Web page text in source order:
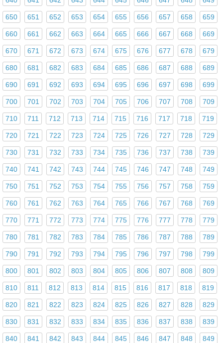
650 651 652 653 654 655 656 657 658 659
660 661 662 663 664 665 666 667 668 669
670 671 672 673 674 675 676 677 678 679
680 681 682 683 684 685 686 687 688 689
690 691 692 693 694 695 696 697 698 699
700 701 702 703 704 705 706 707 708 709
710 711 712 713 714 715 716 717 718 719
720 721 722 723 724 725 726 727 728 729
730 731 732 733 734 735 736 737 738 739
740 741 742 743 744 745 746 747 748 749
750 751 752 753 754 755 756 757 758 759
760 761 762 763 764 765 766 767 768 769
770 771 772 773 774 775 776 777 778 779
780 781 782 783 784 785 786 787 788 789
790 791 792 793 794 795 796 797 798 799
800 801 802 803 804 805 806 807 808 809
810 811 812 813 814 815 816 817 818 819
820 821 822 823 824 825 826 827 828 829
830 831 832 833 834 835 836 837 838 839
840 841 842 843 844 845 846 847 848 849